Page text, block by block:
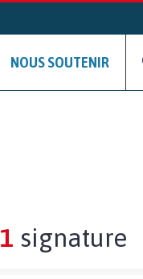
NOUS SOUTENIR
1 signature